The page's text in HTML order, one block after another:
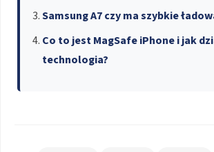
Samsung A7 czy ma szybkie
Co to jest MagSafe iPhone i jak
technologia?